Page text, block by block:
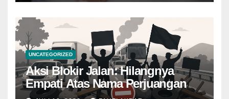
UNCATEGORIZED
Aksi Blokir Jalan: Hilangnya
Empati Atas Nama Perjuangan